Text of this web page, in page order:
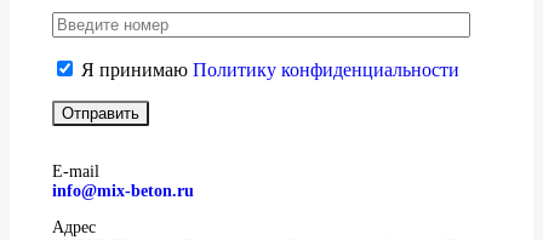
Я принимаю Политику конфиденциальности
E-mail
info@mix-beton.ru
Адрес